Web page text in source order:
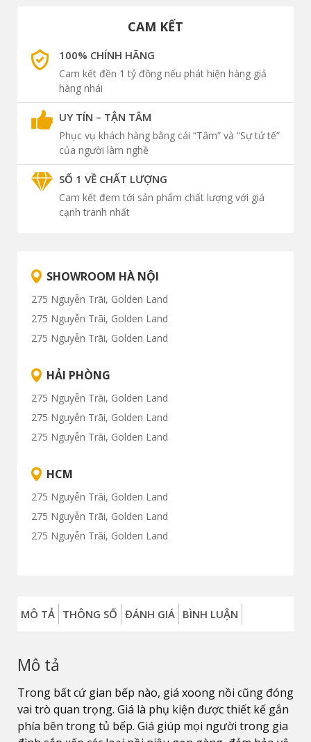
CAM KẾT
100% CHÍNH HÃNG
Cam kết đền 1 tỷ đồng nếu phát hiện hàng giả
hàng nhái
UY TÍN – TẬN TÂM
Phục vụ khách hàng bằng cái “Tâm” và “Sự tử tế”
của người làm nghề
SỐ 1 VỀ CHẤT LƯỢNG
Cam kết đem tới sản phẩm chất lượng với giá
cạnh tranh nhất
SHOWROOM HÀ NỘI
275 Nguyễn Trãi, Golden Land
275 Nguyễn Trãi, Golden Land
275 Nguyễn Trãi, Golden Land
HẢI PHÒNG
275 Nguyễn Trãi, Golden Land
275 Nguyễn Trãi, Golden Land
275 Nguyễn Trãi, Golden Land
HCM
275 Nguyễn Trãi, Golden Land
275 Nguyễn Trãi, Golden Land
275 Nguyễn Trãi, Golden Land
MÔ TẢ THÔNG SỐ ĐÁNH GIÁ BÌNH LUẬN
Mô tả
Trong bất cứ gian bếp nào, giá xoong nồi cũng đóng
vai trò quan trọng. Giá là phụ kiện được thiết kế gắn
phía bên trong tủ bếp. Giá giúp mọi người trong gia